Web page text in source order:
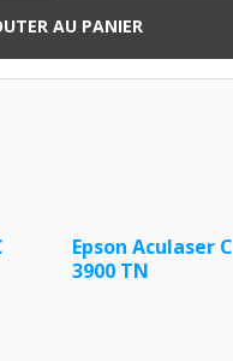
AU PANIER
Epson Aculaser C
3900 TN